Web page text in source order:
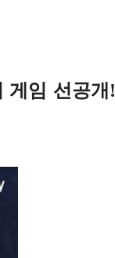
게임 선공개!